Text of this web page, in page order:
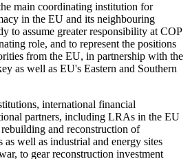
main coordinating institution for
in the EU and its neighbouring
to assume greater responsibility at COP
role, and to represent the positions
from the EU, in partnership with the
as well as EU's Eastern and Southern
international financial
partners, including LRAs in the EU
and reconstruction of
well as industrial and energy sites
to gear reconstruction investment